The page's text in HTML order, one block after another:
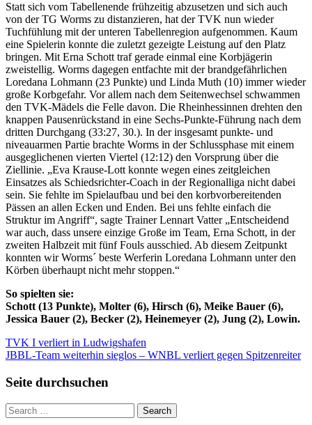
Statt sich vom Tabellenende frühzeitig abzusetzen und sich auch
von der TG Worms zu distanzieren, hat der TVK nun wieder
Tuchfühlung mit der unteren Tabellenregion aufgenommen. Kaum
eine Spielerin konnte die zuletzt gezeigte Leistung auf den Platz
bringen. Mit Erna Schott traf gerade einmal eine Korbjägerin
zweistellig. Worms dagegen entfachte mit der brandgefährlichen
Loredana Lohmann (23 Punkte) und Linda Muth (10) immer wieder
große Korbgefahr. Vor allem nach dem Seitenwechsel schwammen
den TVK-Mädels die Felle davon. Die Rheinhessinnen drehten den
knappen Pausenrückstand in eine Sechs-Punkte-Führung nach dem
dritten Durchgang (33:27, 30.). In der insgesamt punkte- und
niveauarmen Partie brachte Worms in der Schlussphase mit einem
ausgeglichenen vierten Viertel (12:12) den Vorsprung über die
Ziellinie. „Eva Krause-Lott konnte wegen eines zeitgleichen
Einsatzes als Schiedsrichter-Coach in der Regionalliga nicht dabei
sein. Sie fehlte im Spielaufbau und bei den korbvorbereitenden
Pässen an allen Ecken und Enden. Bei uns fehlte einfach die
Struktur im Angriff“, sagte Trainer Lennart Vatter „Entscheidend
war auch, dass unsere einzige Große im Team, Erna Schott, in der
zweiten Halbzeit mit fünf Fouls ausschied. Ab diesem Zeitpunkt
konnten wir Worms´ beste Werferin Loredana Lohmann unter den
Körben überhaupt nicht mehr stoppen.“
So spielten sie:
Schott (13 Punkte), Molter (6), Hirsch (6), Meike Bauer (6),
Jessica Bauer (2), Becker (2), Heinemeyer (2), Jung (2), Lowin.
Beitragsnavigation
TVK I verliert in Ludwigshafen
JBBL-Team weiterhin sieglos – WNBL verliert gegen Spitzenreiter
Seite durchsuchen